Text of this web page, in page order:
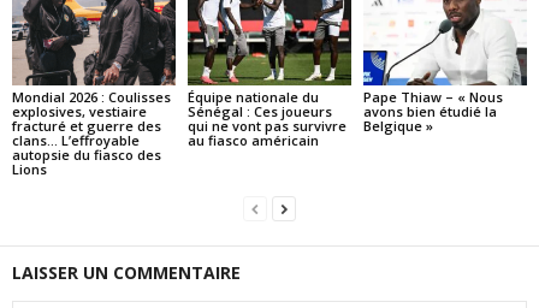
Mondial 2026 : Coulisses
explosives, vestiaire
fracturé et guerre des
clans… L’effroyable
autopsie du fiasco des
Lions
Équipe nationale du
Sénégal : Ces joueurs
qui ne vont pas survivre
au fiasco américain
Pape Thiaw – « Nous
avons bien étudié la
Belgique »
LAISSER UN COMMENTAIRE